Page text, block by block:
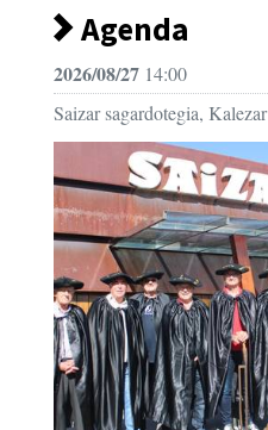
Agenda
2026/08/27 14:00
Saizar sagardotegia, Kalezar